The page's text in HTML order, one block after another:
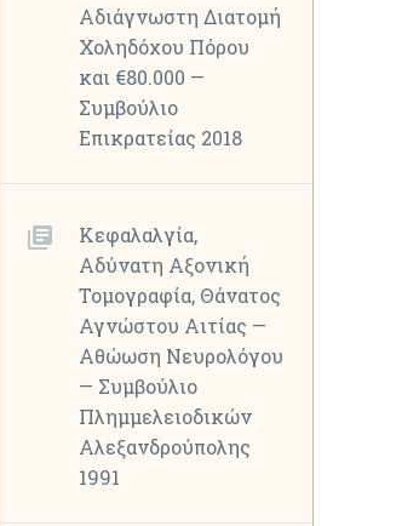
Αδιάγνωστη Διατομή
Χοληδόχου Πόρου
και €80.000 —
Συμβούλιο
Επικρατείας 2018
Κεφαλαλγία,
Αδύνατη Αξονική
Τομογραφία, Θάνατος
Αγνώστου Αιτίας —
Αθώωση Νευρολόγου
— Συμβούλιο
Πλημμελειοδικών
Αλεξανδρούπολης
1991